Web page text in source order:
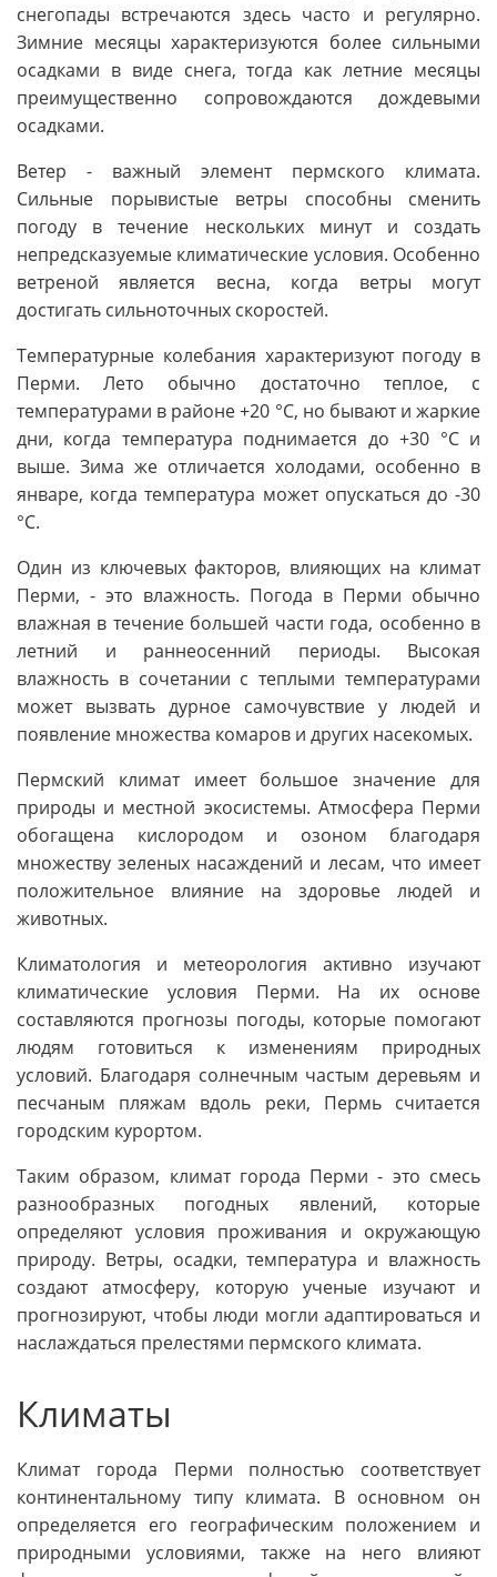
снегопады встречаются здесь часто и регулярно.
Зимние месяцы характеризуются более сильными
осадками в виде снега, тогда как летние месяцы
преимущественно сопровождаются дождевыми
осадками.
Ветер - важный элемент пермского климата.
Сильные порывистые ветры способны сменить
погоду в течение нескольких минут и создать
непредсказуемые климатические условия. Особенно
ветреной является весна, когда ветры могут
достигать сильноточных скоростей.
Температурные колебания характеризуют погоду в
Перми. Лето обычно достаточно теплое, с
температурами в районе +20 °C, но бывают и жаркие
дни, когда температура поднимается до +30 °C и
выше. Зима же отличается холодами, особенно в
январе, когда температура может опускаться до -30
°C.
Один из ключевых факторов, влияющих на климат
Перми, - это влажность. Погода в Перми обычно
влажная в течение большей части года, особенно в
летний и раннеосенний периоды. Высокая
влажность в сочетании с теплыми температурами
может вызвать дурное самочувствие у людей и
появление множества комаров и других насекомых.
Пермский климат имеет большое значение для
природы и местной экосистемы. Атмосфера Перми
обогащена кислородом и озоном благодаря
множеству зеленых насаждений и лесам, что имеет
положительное влияние на здоровье людей и
животных.
Климатология и метеорология активно изучают
климатические условия Перми. На их основе
составляются прогнозы погоды, которые помогают
людям готовиться к изменениям природных
условий. Благодаря солнечным частым деревьям и
песчаным пляжам вдоль реки, Пермь считается
городским курортом.
Таким образом, климат города Перми - это смесь
разнообразных погодных явлений, которые
определяют условия проживания и окружающую
природу. Ветры, осадки, температура и влажность
создают атмосферу, которую ученые изучают и
прогнозируют, чтобы люди могли адаптироваться и
наслаждаться прелестями пермского климата.
Климаты
Климат города Перми полностью соответствует
континентальному типу климата. В основном он
определяется его географическим положением и
природными условиями, также на него влияют